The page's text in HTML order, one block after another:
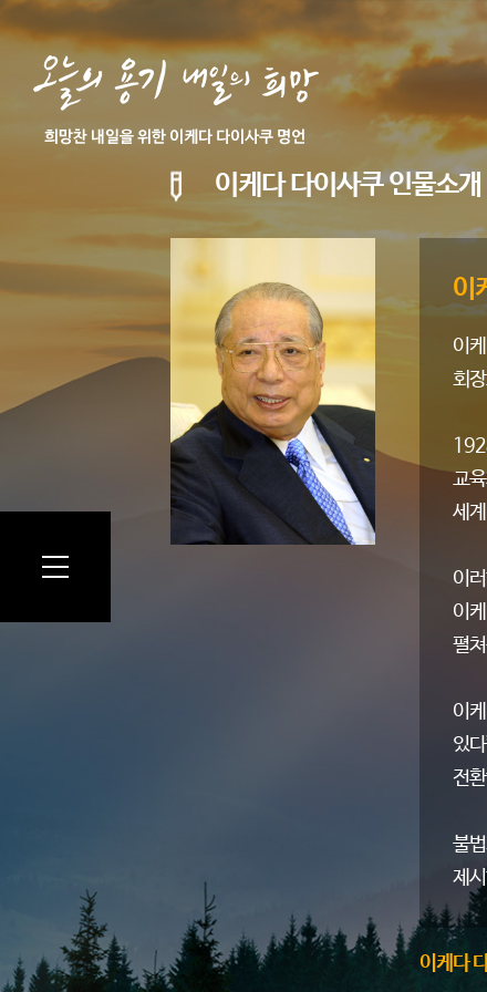
이케다 다이사쿠 인물소개
이
이
회
교
세
이
이
펼
이
있
전
불
제
이케다